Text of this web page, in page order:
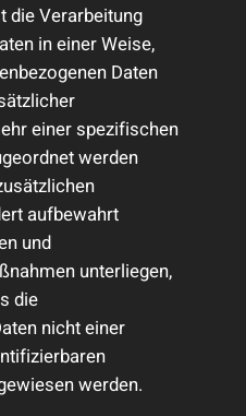
die Verarbeitung
in einer Weise,
Daten
einer spezifischen
werden
aufbewahrt
und
unterliegen,
die
nicht einer
werden.